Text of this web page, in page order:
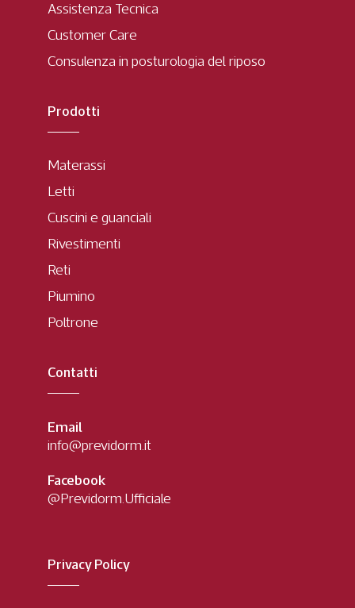
Assistenza Tecnica
Customer Care
Consulenza in posturologia del riposo
Prodotti
Materassi
Letti
Cuscini e guanciali
Rivestimenti
Reti
Piumino
Poltrone
Contatti
Email
info@previdorm.it
Facebook
@Previdorm.Ufficiale
Privacy Policy